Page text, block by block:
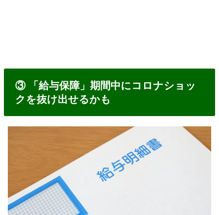
③ 「給与保障」期間中にコロナショッ
クを抜け出せるかも